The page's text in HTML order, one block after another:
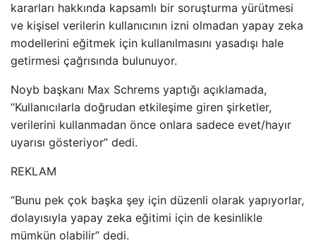
kararları hakkında kapsamlı bir soruşturma yürütmesi
ve kişisel verilerin kullanıcının izni olmadan yapay zeka
modellerini eğitmek için kullanılmasını yasadışı hale
getirmesi çağrısında bulunuyor.
Noyb başkanı Max Schrems yaptığı açıklamada,
“Kullanıcılarla doğrudan etkileşime giren şirketler,
verilerini kullanmadan önce onlara sadece evet/hayır
uyarısı gösteriyor” dedi.
REKLAM
“Bunu pek çok başka şey için düzenli olarak yapıyorlar,
dolayısıyla yapay zeka eğitimi için de kesinlikle
mümkün olabilir” dedi.